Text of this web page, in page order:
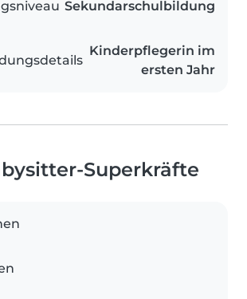
Sekundarschulbildung
Kinderpflegerin im
ersten Jahr
Superkräfte